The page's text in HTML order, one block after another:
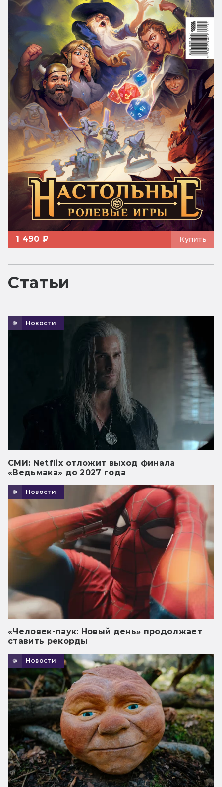
1 490 ₽ Купить
Статьи
Новости
СМИ: Netflix отложит выход финала
«Ведьмака» до 2027 года
Новости
«Человек-паук: Новый день» продолжает
ставить рекорды
Новости